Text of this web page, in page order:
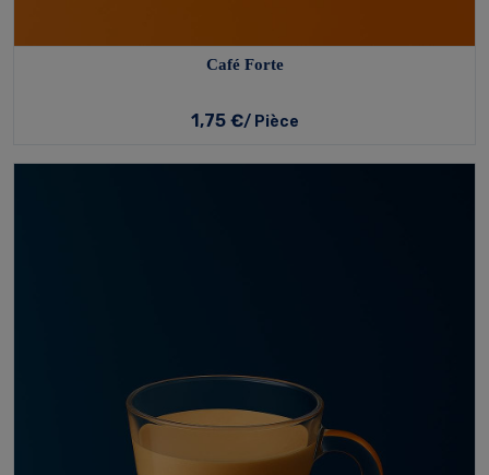
Café Forte
1,75 €/ Pièce